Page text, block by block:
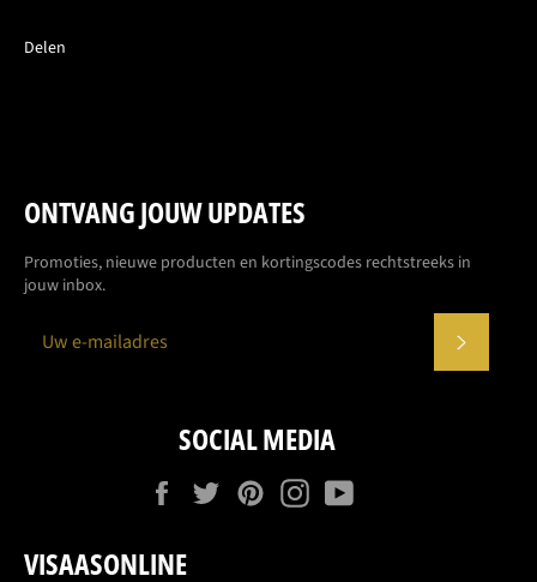
Delen
ONTVANG JOUW UPDATES
Promoties, nieuwe producten en kortingscodes rechtstreeks in
jouw inbox.
SOCIAL MEDIA
FacebookTwitterPinterestInstagram
VISAASONLINE